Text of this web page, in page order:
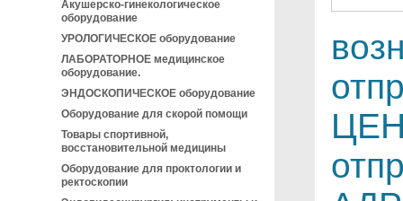
Акушерско-гинекологическое
оборудование
УРОЛОГИЧЕСКОЕ оборудование
ЛАБОРАТОРНОЕ медицинское
оборудование.
ЭНДОСКОПИЧЕСКОЕ оборудование
Оборудование для скорой помощи
Товары спортивной,
восстановительной медицины
Оборудование для проктологии и
ректоскопии